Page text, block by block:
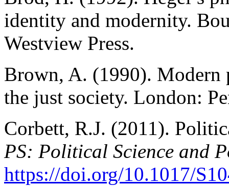
identity and modernity.
Westview Press.
Brown, A. (1990).
the just society. London:
Corbett, R.J. (2011).
PS: Political Science and
https://doi.org/10.1017/